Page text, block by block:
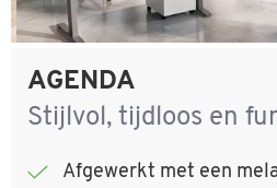
AGENDA
Stijlvol, tijdloos en
Afgewerkt met een